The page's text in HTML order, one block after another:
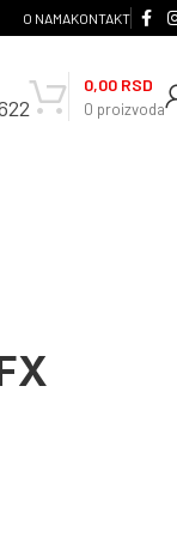
O NAMAKONTAKT
0 proizvoda
0,00 RSD